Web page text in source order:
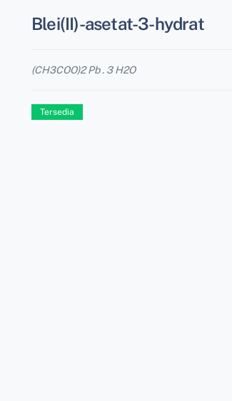
Blei(II)-asetat-3-hydrat
(CH3COO)2 Pb . 3 H2O
Tersedia